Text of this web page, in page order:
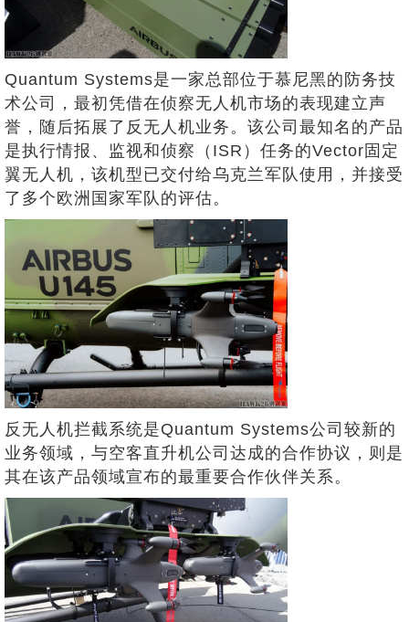
Quantum Systems是一家总部位于慕尼黑的防务技
术公司，最初凭借在侦察无人机市场的表现建立声
誉，随后拓展了反无人机业务。该公司最知名的产品
是执行情报、监视和侦察（ISR）任务的Vector固定
翼无人机，该机型已交付给乌克兰军队使用，并接受
了多个欧洲国家军队的评估。
反无人机拦截系统是Quantum Systems公司较新的
业务领域，与空客直升机公司达成的合作协议，则是
其在该产品领域宣布的最重要合作伙伴关系。